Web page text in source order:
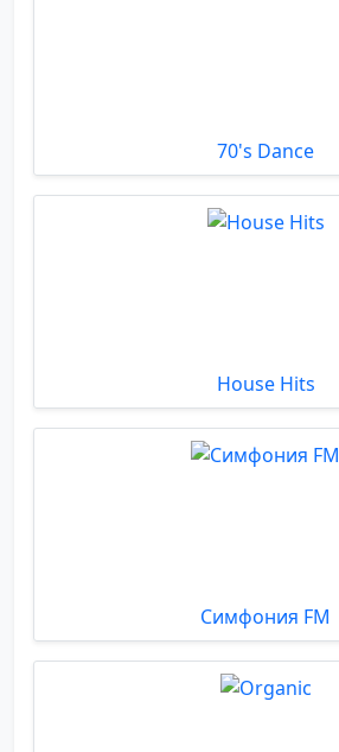
70's Dance
House Hits
Симфония FM